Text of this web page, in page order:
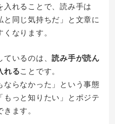
れることで、読み手は
と同じ気持ちだ」と文章に
なります。
ているのは、読み手が読ん
れることです。
ならなかった」という事態
っと知りたい」とポジテ
ます。